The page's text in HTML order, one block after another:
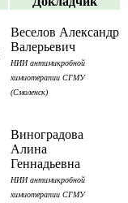
Веселов Александр
Валерьевич
НИИ антимикробной
химиотерапии СГМУ
(Смоленск)
Виноградова
Алина
Геннадьевна
НИИ антимикробной
химиотерапии СГМУ